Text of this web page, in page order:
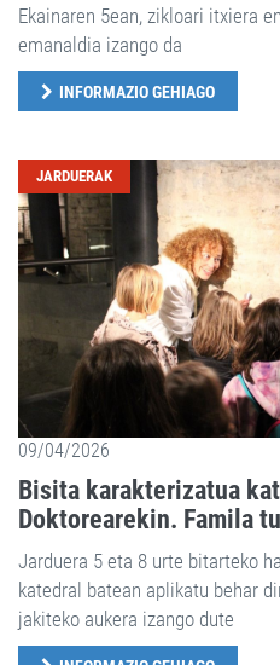
Ekainaren 5ean, zikloari itxiera
emanaldia izango da
INFORMAZIO GEHIAGO
JARDUERAK
09/04/2026
Bisita karakterizatua
Doktorearekin. Famila
Jarduera 5 eta 8 urte bitarteko
katedral batean aplikatu behar
jakiteko aukera izango dute